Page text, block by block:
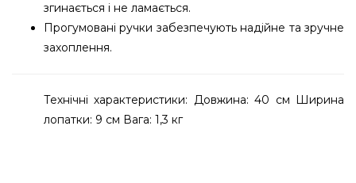
згинається і не ламається.
Прогумовані ручки забезпечують надійне та зручне
захоплення.
Технічні характеристики: Довжина: 40 см Ширина
лопатки: 9 см Вага: 1,3 кг